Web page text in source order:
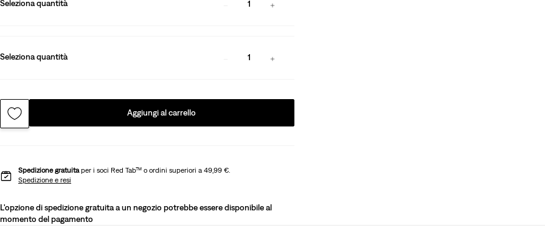
Seleziona quantità 1
Seleziona quantità 1
Aggiungi al carrello
Spedizione gratuitaper i soci Red Tab™ o ordini superiori a 49,99 €.
Spedizione e resi
L'opzione di spedizione gratuita a un negozio potrebbe essere disponibile al
momento del pagamento